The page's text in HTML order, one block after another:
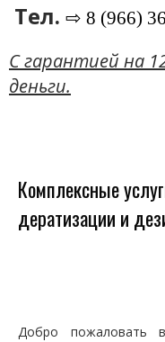
Тел. ⇨ 8 (966)
C гарантией на
деньги.
Комплексные
дератизации и
Добро пожаловать